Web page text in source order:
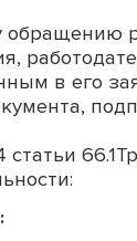
в его
статьи